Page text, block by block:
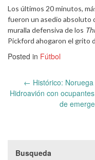
Los últimos 20 minutos,
fueron un asedio absoluto
muralla defensiva de los
Pickford ahogaron el grito
Posted in Fútbol
Post
navigation
← Histórico:
Hidroavión con
de
Busqueda